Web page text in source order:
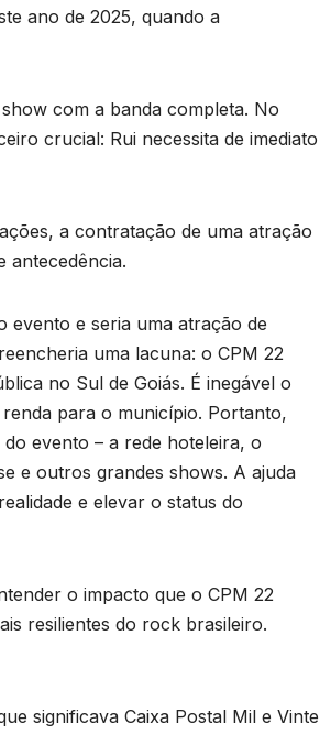
ano de 2025, quando a
com a banda completa. No
crucial: Rui necessita de imediato
a contratação de uma atração
antecedência.
evento e seria uma atração de
uma lacuna: o CPM 22
no Sul de Goiás. É inegável o
para o município. Portanto,
evento – a rede hoteleira, o
e outros grandes shows. A ajuda
e elevar o status do
o impacto que o CPM 22
resilientes do rock brasileiro.
significava Caixa Postal Mil e Vinte